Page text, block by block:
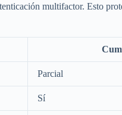
multifactor. Esto
Parcial
Sí